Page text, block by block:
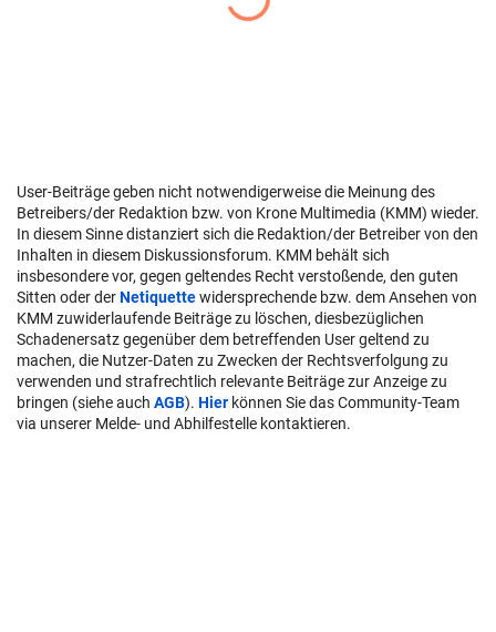
User-Beiträge geben nicht notwendigerweise die Meinung des
Betreibers/der Redaktion bzw. von Krone Multimedia (KMM) wieder.
In diesem Sinne distanziert sich die Redaktion/der Betreiber von den
Inhalten in diesem Diskussionsforum. KMM behält sich
insbesondere vor, gegen geltendes Recht verstoßende, den guten
Sitten oder derNetiquettewidersprechende bzw. dem Ansehen von
KMM zuwiderlaufende Beiträge zu löschen, diesbezüglichen
Schadenersatz gegenüber dem betreffenden User geltend zu
machen, die Nutzer-Daten zu Zwecken der Rechtsverfolgung zu
verwenden und strafrechtlich relevante Beiträge zur Anzeige zu
bringen (siehe auch AGB). Hier können Sie das Community-Team
via unserer Melde- und Abhilfestelle kontaktieren.